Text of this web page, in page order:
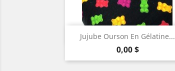
Jujube Ourson En Gélatine...
Prix
0,00 $
Aperçu rapide